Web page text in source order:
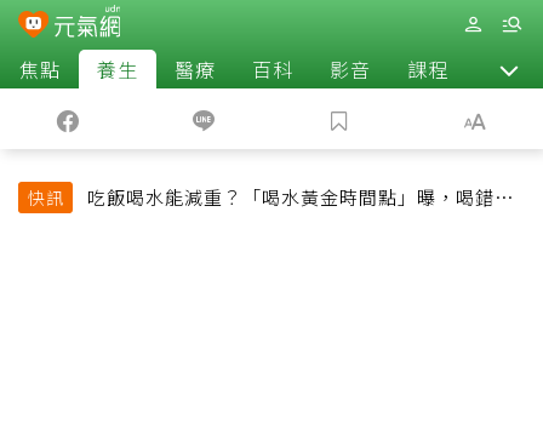
焦點 養生 醫療 百科 影音 課程 退休
快訊
吃飯喝水能減重？「喝水黃金時間點」曝，喝錯時